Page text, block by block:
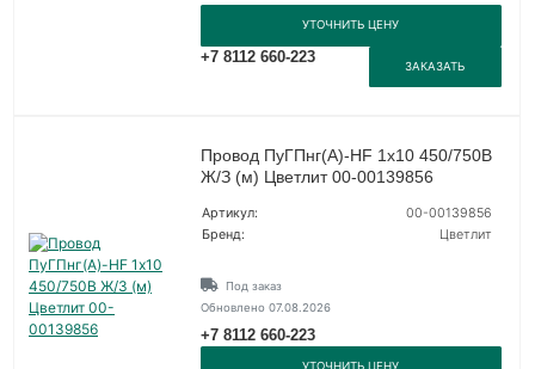
УТОЧНИТЬ ЦЕНУ
+7 8112 660-223
ЗАКАЗАТЬ
Провод ПуГПнг(А)-HF 1х10 450/750В
Ж/З (м) Цветлит 00-00139856
Артикул:
00-00139856
Бренд:
Цветлит
Под заказ
Обновлено 07.08.2026
+7 8112 660-223
УТОЧНИТЬ ЦЕНУ